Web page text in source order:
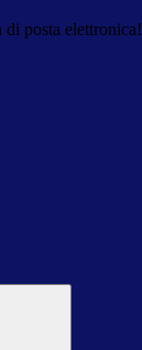
posta elettronica!